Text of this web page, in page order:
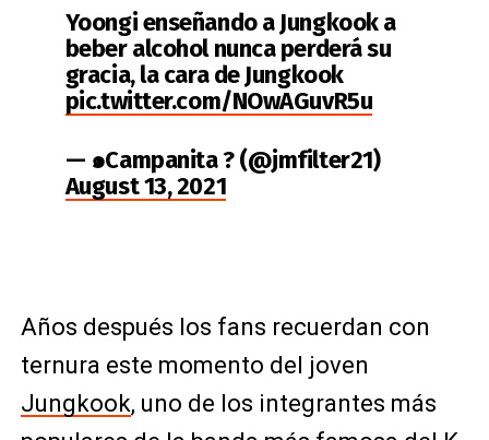
Yoongi enseñando a Jungkook a
beber alcohol nunca perderá su
gracia, la cara de Jungkook
pic.twitter.com/NOwAGuvR5u
— ๑Campanita ? (@jmfilter21)
August 13, 2021
Años después los fans recuerdan con
ternura este momento del joven
Jungkook, uno de los integrantes más